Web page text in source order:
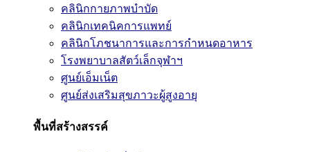
คลินิกกายภาพบำบัด
คลินิกเทคนิคการแพทย์
คลินิกโภชนาการและการกำหนดอาหาร
โรงพยาบาลสัตว์เล็กจุฬาฯ
ศูนย์เอ็มเน็ต
ศูนย์ส่งเสริมสุขภาวะผู้สูงอายุ
พื้นที่สร้างสรรค์